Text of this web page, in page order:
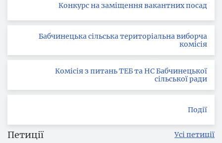
Конкурс на заміщення вакантних посад
Бабчинецька сільська територіальна виборча
комісія
Комісія з питань ТЕБ та НС Бабчинецької
сільської ради
Події
Петиції Усі петиції